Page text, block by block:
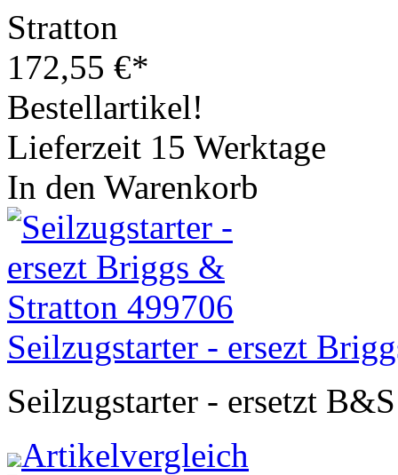
172,55 €*
Bestellartikel!
Lieferzeit 15 Werktage
In den Warenkorb
Seilzugstarter - ersezt
Seilzugstarter - ersetzt
Artikelvergleich